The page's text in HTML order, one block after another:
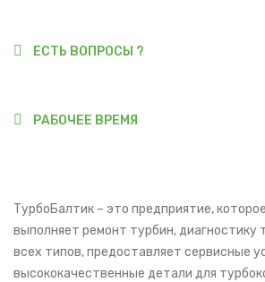
ЕСТЬ ВОПРОСЫ ?
РАБОЧЕЕ ВРЕМЯ
ТурбоБалтик – это предприятие,
выполняет ремонт турбин, диагностику
всех типов, предоставляет сервисные
высококачественные детали для